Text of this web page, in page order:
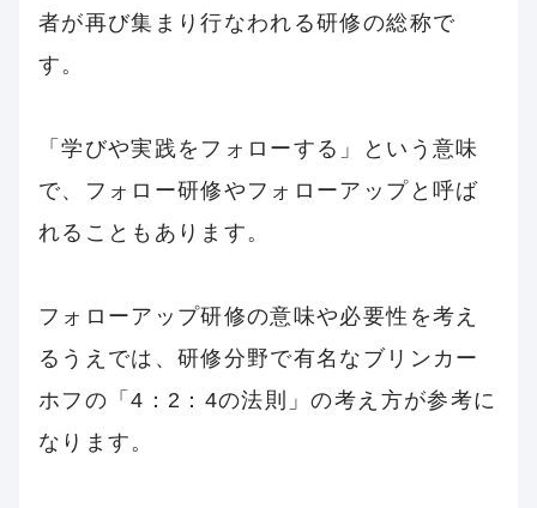
者が再び集まり行なわれる研修の総称で
す。
「学びや実践をフォローする」という意味
で、フォロー研修やフォローアップと呼ば
れることもあります。
フォローアップ研修の意味や必要性を考え
るうえでは、研修分野で有名なブリンカー
ホフの「4：2：4の法則」の考え方が参考に
なります。